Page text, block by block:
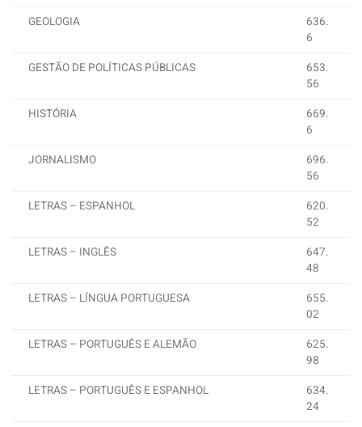
GEOLOGIA
636.
6
GESTÃO DE POLÍTICAS PÚBLICAS
653.
56
HISTÓRIA
669.
6
JORNALISMO
696.
56
LETRAS – ESPANHOL
620.
52
LETRAS – INGLÊS
647.
48
LETRAS – LÍNGUA PORTUGUESA
655.
02
LETRAS – PORTUGUÊS E ALEMÃO
625.
98
LETRAS – PORTUGUÊS E ESPANHOL
634.
24